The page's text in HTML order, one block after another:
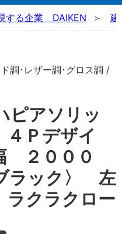
する企業 DAIKEN 建
調･レザー調･グロス調 /
アソリッ
Ｐデザイ
２０００
ラック〉 左
クラクロー